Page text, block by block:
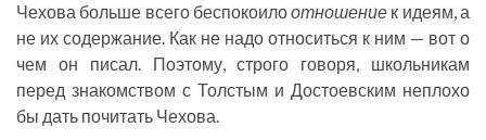
Чехова больше всего беспокоилоотношение к идеям, а
не их содержание. Как не надо относиться к ним — вот о
чем он писал. Поэтому, строго говоря, школьникам
перед знакомством с Толстым и Достоевским неплохо
бы дать почитать Чехова.